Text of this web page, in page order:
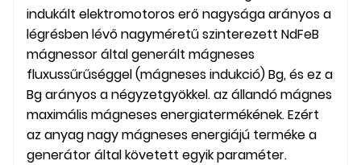
indukált elektromotoros erő nagysága arányos a
légrésben lévő nagyméretű szinterezett NdFeB
mágnessor által generált mágneses
fluxussűrűséggel (mágneses indukció) Bg, és ez a
Bg arányos a négyzetgyökkel. az állandó mágnes
maximális mágneses energiatermékének. Ezért
az anyag nagy mágneses energiájú terméke a
generátor által követett egyik paraméter.